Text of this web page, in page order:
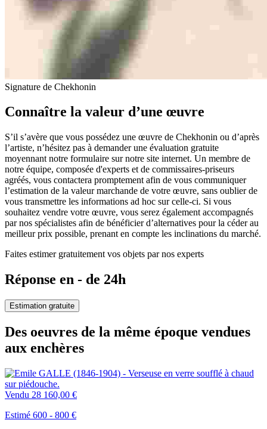
Signature de Chekhonin
Connaître la valeur d’une œuvre
S’il s’avère que vous possédez une œuvre de Chekhonin ou d’après
l’artiste, n’hésitez pas à demander une évaluation gratuite
moyennant notre formulaire sur notre site internet. Un membre de
notre équipe, composée d'experts et de commissaires-priseurs
agréés, vous contactera promptement afin de vous communiquer
l’estimation de la valeur marchande de votre œuvre, sans oublier de
vous transmettre les informations ad hoc sur celle-ci. Si vous
souhaitez vendre votre œuvre, vous serez également accompagnés
par nos spécialistes afin de bénéficier d’alternatives pour la céder au
meilleur prix possible, prenant en compte les inclinations du marché.
Faites estimer gratuitement vos objets par nos experts
Réponse en - de 24h
Estimation gratuite
Des oeuvres de la même époque vendues
aux enchères
Vendu 28 160,00 €
Estimé 600 - 800 €